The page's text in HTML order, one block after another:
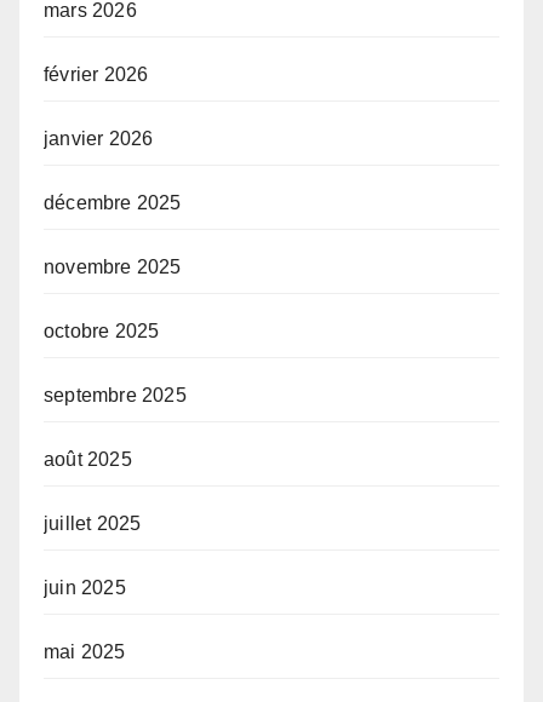
mars 2026
février 2026
janvier 2026
décembre 2025
novembre 2025
octobre 2025
septembre 2025
août 2025
juillet 2025
juin 2025
mai 2025